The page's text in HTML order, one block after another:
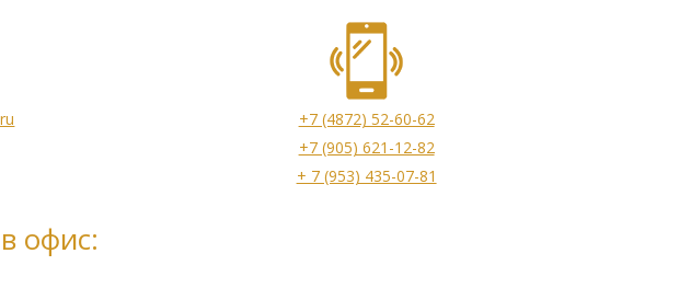
+7 (4872) 52-60-62
+7 (905) 621-12-82
+ 7 (953) 435-07-81
офис: